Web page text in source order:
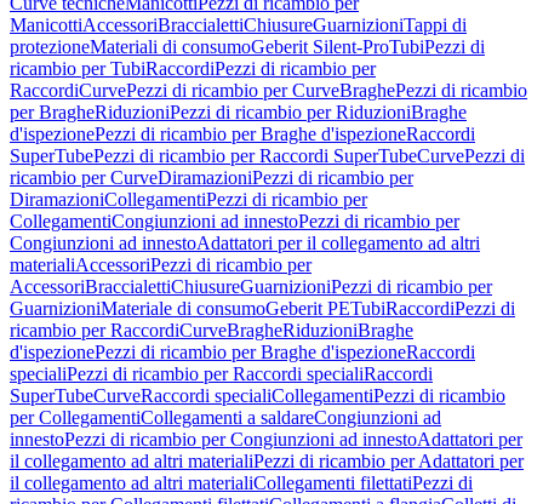
ManicottiAccessoriBraccialettiChiusureGuarnizioniTappi di
protezioneMateriali di consumoGeberit Silent-ProTubiPezzi di
ricambio per TubiRaccordiPezzi di ricambio per
RaccordiCurvePezzi di ricambio per CurveBraghePezzi di ricambio
per BragheRiduzioniPezzi di ricambio per RiduzioniBraghe
d'ispezionePezzi di ricambio per Braghe d'ispezioneRaccordi
SuperTubePezzi di ricambio per Raccordi SuperTubeCurvePezzi di
ricambio per CurveDiramazioniPezzi di ricambio per
DiramazioniCollegamentiPezzi di ricambio per
CollegamentiCongiunzioni ad innestoPezzi di ricambio per
Congiunzioni ad innestoAdattatori per il collegamento ad altri
materialiAccessoriPezzi di ricambio per
AccessoriBraccialettiChiusureGuarnizioniPezzi di ricambio per
GuarnizioniMateriale di consumoGeberit PETubiRaccordiPezzi di
ricambio per RaccordiCurveBragheRiduzioniBraghe
d'ispezionePezzi di ricambio per Braghe d'ispezioneRaccordi
specialiPezzi di ricambio per Raccordi specialiRaccordi
SuperTubeCurveRaccordi specialiCollegamentiPezzi di ricambio
per CollegamentiCollegamenti a saldareCongiunzioni ad
innestoPezzi di ricambio per Congiunzioni ad innestoAdattatori per
il collegamento ad altri materialiPezzi di ricambio per Adattatori per
il collegamento ad altri materialiCollegamenti filettatiPezzi di